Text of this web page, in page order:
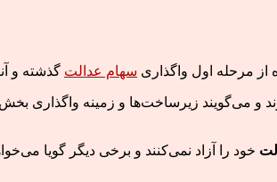
از مرحله اول واگذاری سهام عدالت گذشته و آنگونه
و می‌گویند زیرساخت‌ها و زمینه واگذاری
خود را آزاد نمی‌کنند و برخی دیگر گویا